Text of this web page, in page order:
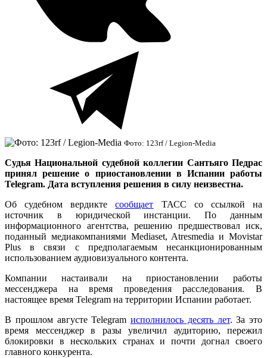
Фото: 123rf / Legion-Media
Судья Национальной судебной коллегии Сантьяго Педрас
принял решение о приостановлении в Испании работы
Telegram. Дата вступления решения в силу неизвестна.
Об судебном вердиктесообщает ТАСС со ссылкой на
источник в юридической инстанции. По данным
информационного агентства, решению предшествовал иск,
поданный медиакомпаниями Mediaset, Atresmedia и Movistar
Plus в связи с предполагаемым несанкционированным
использованием аудиовизуального контента.
Компании настаивали на приостановлении работы
мессенджера на время проведения расследования. В
настоящее время Telegram на территории Испании работает.
В прошлом августе Telegram исполнилось десять лет. За это
время мессенджер в разы увеличил аудиторию, пережил
блокировки в нескольких странах и почти догнал своего
главного конкурента.